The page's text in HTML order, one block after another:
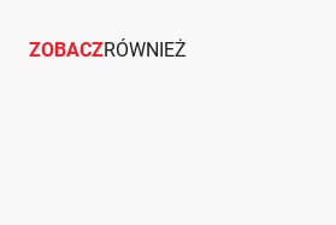
ZOBACZRÓWNIEŻ